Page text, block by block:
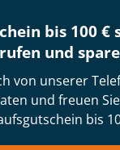
bis 100 €
und
von unserer
und freuen
bis